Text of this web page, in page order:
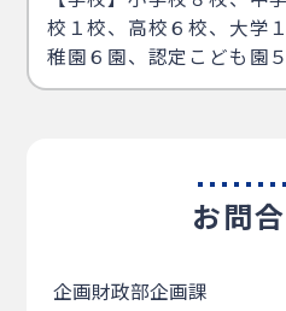
校１校、高校６校、大学
稚園６園、認定こども園
お問
企画財政部企画課